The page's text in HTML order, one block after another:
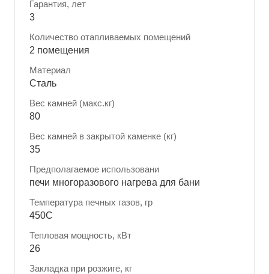
Гарантия, лет
3
Количество отапливаемых помещений
2 помещения
Материал
Сталь
Вес камней (макс.кг)
80
Вес камней в закрытой каменке (кг)
35
Предполагаемое использовани
печи многоразового нагрева для бани
Температура печных газов, гр
450С
Тепловая мощность, кВт
26
Закладка при розжиге, кг